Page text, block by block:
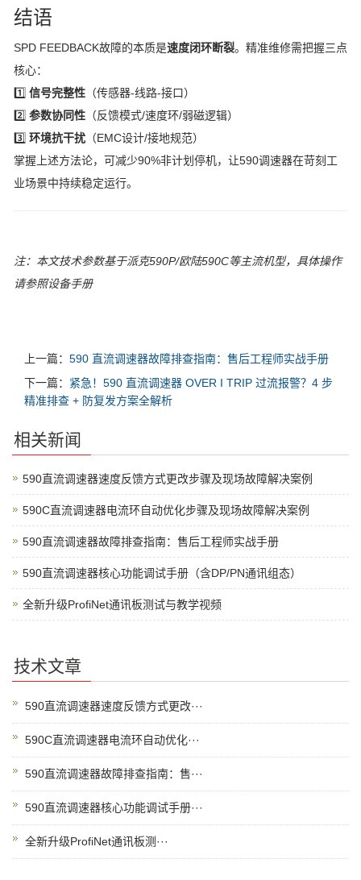
结语
SPD FEEDBACK故障的本质是速度闭环断裂。精准维修需把握三点
核心：
1️⃣ 信号完整性 （传感器-线路-接口）
2️⃣ 参数协同性 （反馈模式/速度环/弱磁逻辑）
3️⃣ 环境抗干扰 （EMC设计/接地规范）
掌握上述方法论，可减少90%非计划停机，让590调速器在苛刻工
业场景中持续稳定运行。
注：本文技术参数基于派克590P/欧陆590C等主流机型，具体操作
请参照设备手册
上一篇： 590 直流调速器故障排查指南：售后工程师实战手册
下一篇： 紧急！590 直流调速器 OVER I TRIP 过流报警？4 步
精准排查 + 防复发方案全解析
相关新闻
590直流调速器速度反馈方式更改步骤及现场故障解决案例
590C直流调速器电流环自动优化步骤及现场故障解决案例
590直流调速器故障排查指南：售后工程师实战手册
590直流调速器核心功能调试手册（含DP/PN通讯组态）
全新升级ProfiNet通讯板测试与教学视频
技术文章
590直流调速器速度反馈方式更改···
590C直流调速器电流环自动优化···
590直流调速器故障排查指南：售···
590直流调速器核心功能调试手册···
全新升级ProfiNet通讯板测···